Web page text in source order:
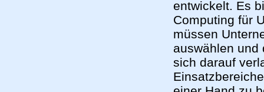
entwickelt. Es
Computing für
müssen
auswählen und
sich darauf